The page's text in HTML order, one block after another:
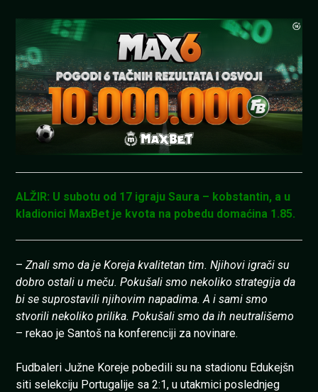
ALŽIR: U subotu od 17 igraju Saura – kobstantin, a u
kladionici MaxBet je kvota na pobedu domaćina 1.85.
– Znali smo da je Koreja kvalitetan tim. Njihovi igrači su
dobro ostali u meču. Pokušali smo nekoliko strategija da
bi se suprostavili njihovim napadima. A i sami smo
stvorili nekoliko prilika. Pokušali smo da ih neutrališemo
– rekao je Santoš na konferenciji za novinare.
Fudbaleri Južne Koreje pobedili su na stadionu Edukejšn
siti selekciju Portugalije sa 2:1, u utakmici poslednjeg